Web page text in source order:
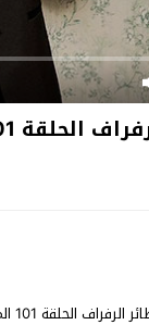
101 مترجم